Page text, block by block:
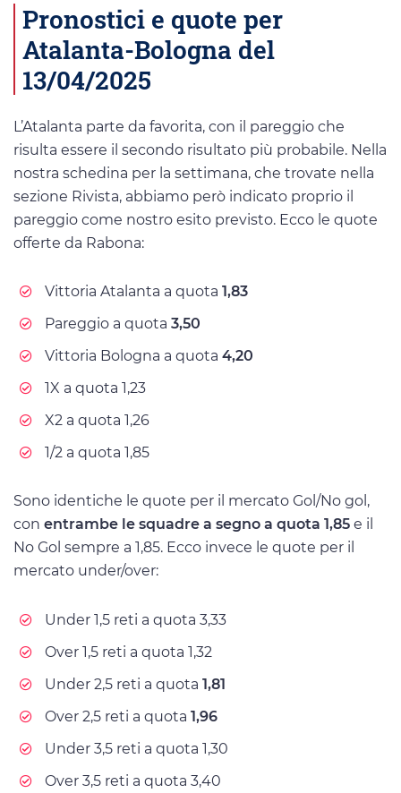
Pronostici e quote per
Atalanta-Bologna del
13/04/2025
L’Atalanta parte da favorita, con il pareggio che
risulta essere il secondo risultato più probabile. Nella
nostra schedina per la settimana, che trovate nella
sezione Rivista, abbiamo però indicato proprio il
pareggio come nostro esito previsto. Ecco le quote
offerte da Rabona:
Vittoria Atalanta a quota 1,83
Pareggio a quota 3,50
Vittoria Bologna a quota 4,20
1X a quota 1,23
X2 a quota 1,26
1/2 a quota 1,85
Sono identiche le quote per il mercato Gol/No gol,
con entrambe le squadre a segno a quota 1,85 e il
No Gol sempre a 1,85. Ecco invece le quote per il
mercato under/over:
Under 1,5 reti a quota 3,33
Over 1,5 reti a quota 1,32
Under 2,5 reti a quota 1,81
Over 2,5 reti a quota 1,96
Under 3,5 reti a quota 1,30
Over 3,5 reti a quota 3,40